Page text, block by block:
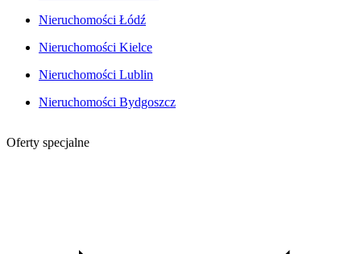
Nieruchomości Łódź
Nieruchomości Kielce
Nieruchomości Lublin
Nieruchomości Bydgoszcz
Oferty specjalne